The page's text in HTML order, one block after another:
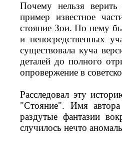
Почему нельзя
пример известное
стояние Зои. По нему
и непосредственных
существовала куча
деталей до полного
опровержение в
Расследовал эту
"Стояние". Имя
раздутые фантазии
случилось нечто